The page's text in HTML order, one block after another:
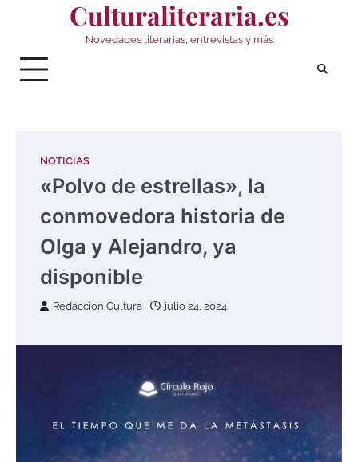
Culturaliteraria.es
Novedades literarias, entrevistas y más
NOTICIAS
«Polvo de estrellas», la
conmovedora historia de
Olga y Alejandro, ya
disponible
Redaccion Cultura julio 24, 2024